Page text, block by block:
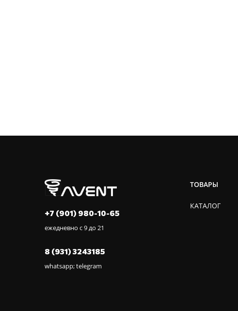
+7 (901) 980-10-65
ежедневно с 9 до 21
8 (931) 3243185
whatsapp; telegram
ТОВАРЫ
КАТАЛОГ